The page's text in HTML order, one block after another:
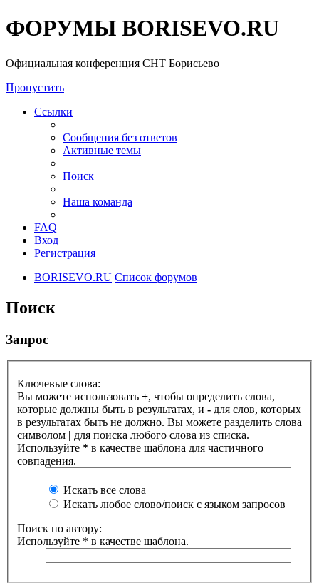
ФОРУМЫ BORISEVO.RU
Официальная конференция СНТ Борисьево
Пропустить
Ссылки
Сообщения без ответов
Активные темы
Поиск
Наша команда
FAQ
Вход
Регистрация
BORISEVO.RU Список форумов
Поиск
Запрос
Ключевые слова:
Вы можете использовать +, чтобы определить слова,
которые должны быть в результатах, и - для слов, которых
в результатах быть не должно. Вы можете разделить слова
символом | для поиска любого слова из списка.
Используйте * в качестве шаблона для частичного
совпадения.
Искать все слова
Искать любое слово/поиск с языком запросов
Поиск по автору:
Используйте * в качестве шаблона.